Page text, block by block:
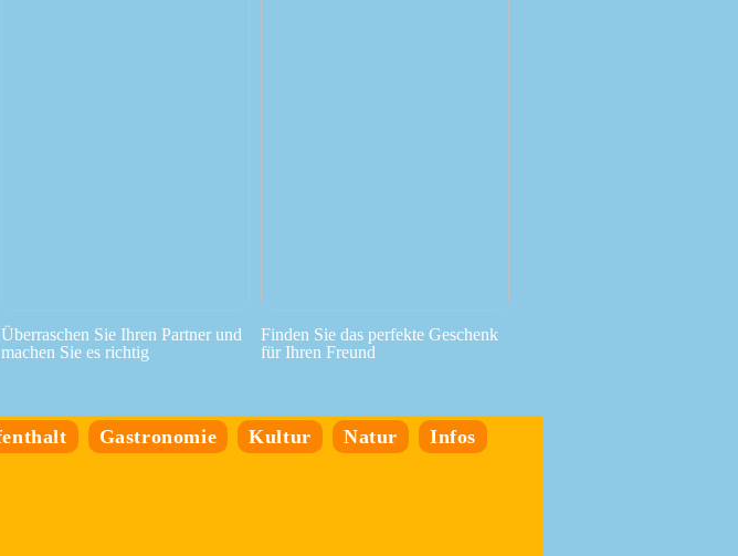
Überraschen Sie Ihren Partner und
machen Sie es richtig
Finden Sie das perfekte Geschenk
für Ihren Freund
Gastronomie Kultur Natur Infos